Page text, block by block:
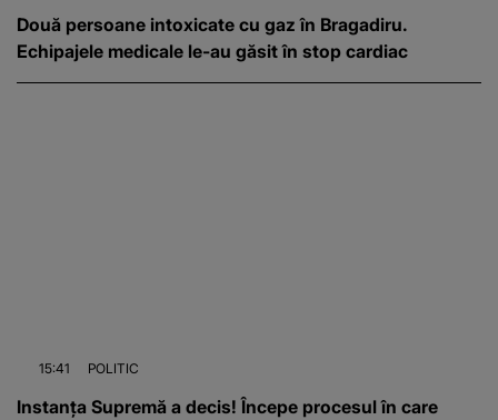
Două persoane intoxicate cu gaz în Bragadiru.
Echipajele medicale le-au găsit în stop cardiac
15:41 POLITIC
Instanța Supremă a decis! Începe procesul în care